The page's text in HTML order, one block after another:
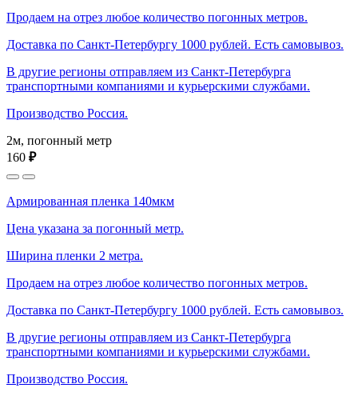
Продаем на отрез любое количество погонных метров.
Доставка по Санкт-Петербургу 1000 рублей. Есть самовывоз.
В другие регионы отправляем из Санкт-Петербурга
транспортными компаниями и курьерскими службами.
Производство Россия.
2м, погонный метр
160 ₽
Армированная пленка 140мкм
Цена указана за погонный метр.
Ширина пленки 2 метра.
Продаем на отрез любое количество погонных метров.
Доставка по Санкт-Петербургу 1000 рублей. Есть самовывоз.
В другие регионы отправляем из Санкт-Петербурга
транспортными компаниями и курьерскими службами.
Производство Россия.